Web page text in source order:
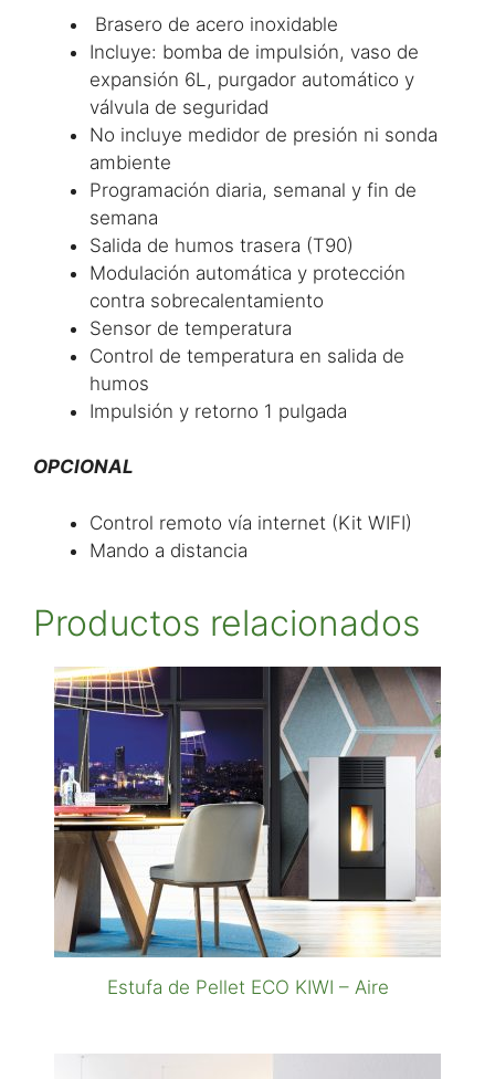
Brasero de acero inoxidable
Incluye: bomba de impulsión, vaso de
expansión 6L, purgador automático y
válvula de seguridad
No incluye medidor de presión ni sonda
ambiente
Programación diaria, semanal y fin de
semana
Salida de humos trasera (T90)
Modulación automática y protección
contra sobrecalentamiento
Sensor de temperatura
Control de temperatura en salida de
humos
Impulsión y retorno 1 pulgada
OPCIONAL
Control remoto vía internet (Kit WIFI)
Mando a distancia
Productos relacionados
Estufa de Pellet ECO KIWI – Aire